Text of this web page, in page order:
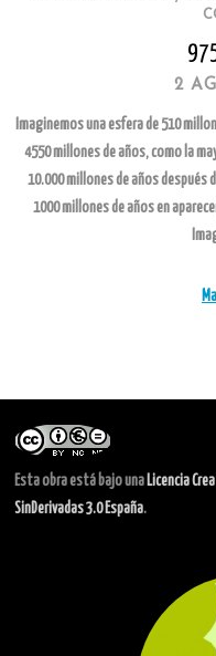
2
Imaginemos una esfera de 510
4550 millones de años, como la
10.000 millones de años después
1000 millones de años en
Esta obra está bajo una Licencia
SinDerivadas 3.0 España.